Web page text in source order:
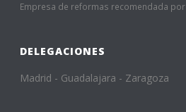
Empresa de reformas recomendada por
DELEGACIONES
Madrid - Guadalajara - Zaragoza